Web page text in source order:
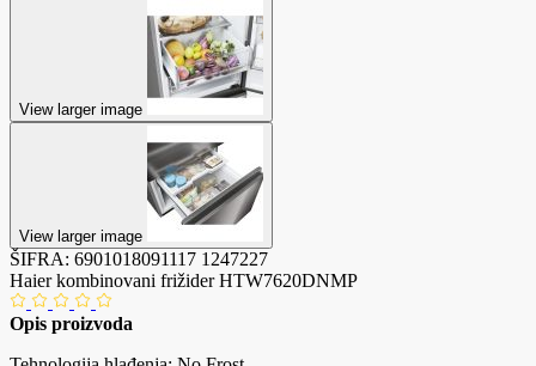
View larger image
View larger image
ŠIFRA: 6901018091117 1247227
Haier kombinovani frižider HTW7620DNMP
Opis proizvoda